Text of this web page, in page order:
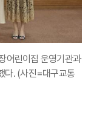
어린이집 운영기관과
다. (사진=대구교통